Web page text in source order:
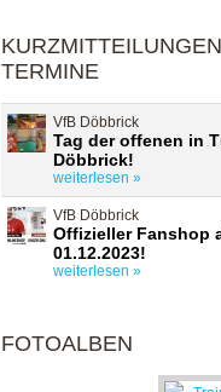
TERMINE
VfB Döbbrick
Tag der offenen in
Döbbrick!
weiterlesen »
VfB Döbbrick
Offizieller Fanshop
01.12.2023!
weiterlesen »
FOTOALBEN